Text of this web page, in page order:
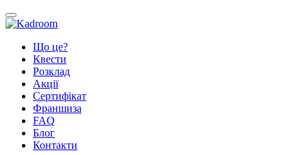
Що це?
Квести
Розклад
Акції
Сертифікат
Франшиза
FAQ
Блог
Контакти